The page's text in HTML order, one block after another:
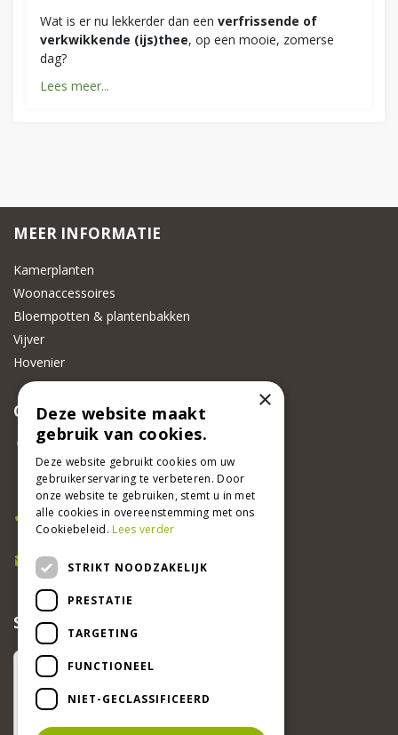
Wat is er nu lekkerder dan een verfrissende of
verkwikkende (ijs)thee, op een mooie, zomerse
dag?
Lees meer...
MEER INFORMATIE
Kamerplanten
Woonaccessoires
Bloempotten & plantenbakken
Vijver
Hovenier
CONTACT
Beeker Tuincentrum
Adsteeg 31
6191 PW Beek
Bel ons
046 437 2881
E-mail
info@beekertuincentrum.nl
SCHRIJF EEN RECENSIE EN WIN!
×
Deze website maakt
gebruik van cookies.
Deze website gebruikt cookies om uw
gebruikerservaring te verbeteren. Door
onze website te gebruiken, stemt u in met
alle cookies in overeenstemming met ons
Cookiebeleid.Lees verder
STRIKT NOODZAKELIJK
PRESTATIE
TARGETING
FUNCTIONEEL
NIET-GECLASSIFICEERD